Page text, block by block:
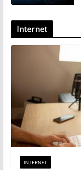
Internet
INTERNET